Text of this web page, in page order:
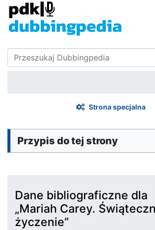
Strona specjalna
Przypis do tej strony
Dane bibliograficzne dla
„Mariah Carey.
życzenie”